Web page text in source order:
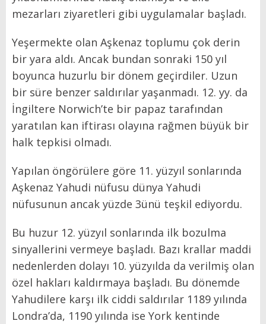
mezarları ziyaretleri gibi uygulamalar başladı.
Yeşermekte olan Aşkenaz toplumu çok derin
bir yara aldı. Ancak bundan sonraki 150 yıl
boyunca huzurlu bir dönem geçirdiler. Uzun
bir süre benzer saldırılar yaşanmadı. 12. yy. da
İngiltere Norwich’te bir papaz tarafından
yaratılan kan iftirası olayına rağmen büyük bir
halk tepkisi olmadı.
Yapılan öngörülere göre 11. yüzyıl sonlarında
Aşkenaz Yahudi nüfusu dünya Yahudi
nüfusunun ancak yüzde 3ünü teşkil ediyordu.
Bu huzur 12. yüzyıl sonlarında ilk bozulma
sinyallerini vermeye başladı. Bazı krallar maddi
nedenlerden dolayı 10. yüzyılda da verilmiş olan
özel hakları kaldırmaya başladı. Bu dönemde
Yahudilere karşı ilk ciddi saldırılar 1189 yılında
Londra’da, 1190 yılında ise York kentinde